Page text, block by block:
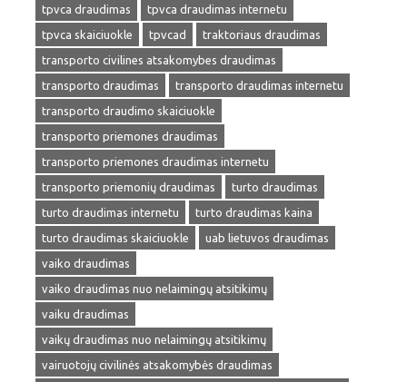
tpvca draudimas
tpvca draudimas internetu
tpvca skaiciuokle
tpvcad
traktoriaus draudimas
transporto civilines atsakomybes draudimas
transporto draudimas
transporto draudimas internetu
transporto draudimo skaiciuokle
transporto priemones draudimas
transporto priemones draudimas internetu
transporto priemonių draudimas
turto draudimas
turto draudimas internetu
turto draudimas kaina
turto draudimas skaiciuokle
uab lietuvos draudimas
vaiko draudimas
vaiko draudimas nuo nelaimingų atsitikimų
vaiku draudimas
vaikų draudimas nuo nelaimingų atsitikimų
vairuotojų civilinės atsakomybės draudimas